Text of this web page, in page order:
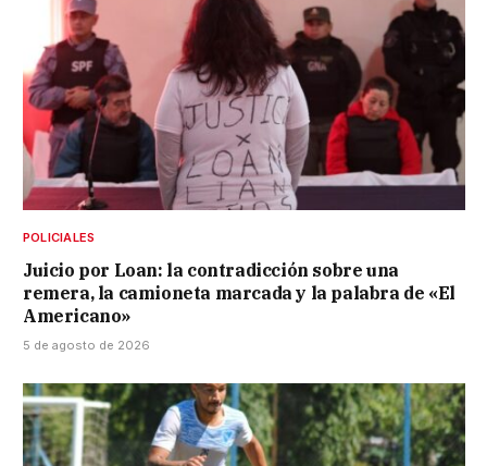
POLICIALES
Juicio por Loan: la contradicción sobre una
remera, la camioneta marcada y la palabra de «El
Americano»
5 de agosto de 2026